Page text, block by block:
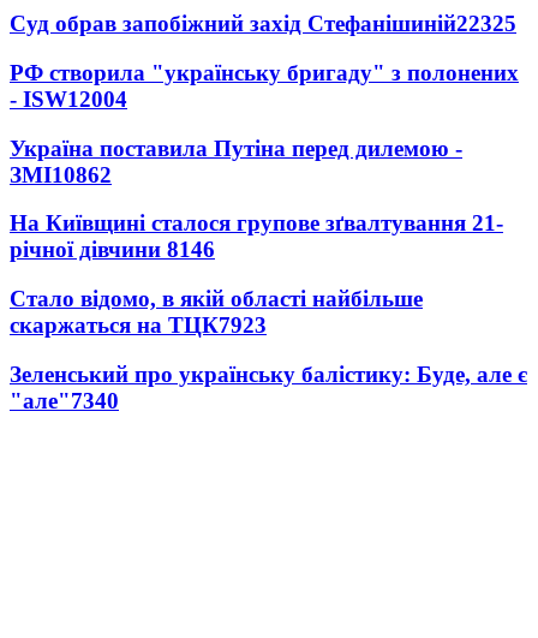
Суд обрав запобіжний захід Стефанішиній22325
РФ створила "українську бригаду" з полонених
- ISW12004
Україна поставила Путіна перед дилемою -
ЗМІ10862
На Київщині сталося групове зґвалтування 21-
річної дівчини 8146
Стало відомо, в якій області найбільше
скаржаться на ТЦК7923
Зеленський про українську балістику: Буде, але є
"але"7340